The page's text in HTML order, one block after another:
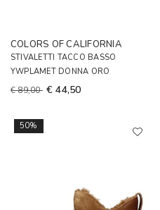
COLORS OF CALIFORNIA
STIVALETTI TACCO BASSO
YWPLAMET DONNA ORO
€ 89,00 € 44,50
50%